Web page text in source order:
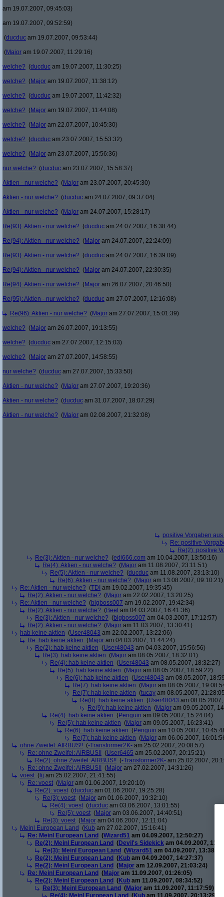
am 19.07.2007, 09:45:03)
am 19.07.2007, 09:52:59)
(ducduc am 19.07.2007, 09:53:44)
(Major am 19.07.2007, 11:29:16)
welche? (ducduc am 19.07.2007, 11:30:25)
welche? (Major am 19.07.2007, 11:38:12)
welche? (ducduc am 19.07.2007, 11:42:32)
welche? (Major am 19.07.2007, 11:44:08)
welche? (Major am 22.07.2007, 10:45:30)
welche? (ducduc am 23.07.2007, 15:53:32)
welche? (Major am 23.07.2007, 15:56:36)
nur welche? (ducduc am 23.07.2007, 15:58:37)
Aktien - nur welche? (Major am 23.07.2007, 20:45:30)
Aktien - nur welche? (ducduc am 24.07.2007, 09:37:04)
Aktien - nur welche? (Major am 24.07.2007, 15:28:17)
Re(93): Aktien - nur welche? (ducduc am 24.07.2007, 16:38:44)
Re(94): Aktien - nur welche? (Major am 24.07.2007, 22:24:09)
Re(93): Aktien - nur welche? (ducduc am 24.07.2007, 16:39:09)
Re(94): Aktien - nur welche? (Major am 24.07.2007, 22:30:35)
Re(94): Aktien - nur welche? (Major am 26.07.2007, 20:46:50)
Re(95): Aktien - nur welche? (ducduc am 27.07.2007, 12:16:08)
Re(96): Aktien - nur welche? (Major am 27.07.2007, 15:01:39)
welche? (Major am 26.07.2007, 19:13:55)
welche? (ducduc am 27.07.2007, 12:15:03)
welche? (Major am 27.07.2007, 14:58:55)
nur welche? (ducduc am 27.07.2007, 15:33:50)
Aktien - nur welche? (Major am 27.07.2007, 19:20:36)
Aktien - nur welche? (ducduc am 31.07.2007, 18:07:29)
Aktien - nur welche? (Major am 02.08.2007, 21:32:08)
positive Vorgaben
Re: positive
Re(2): positive
Re(3): Aktien - nur welche? (edi666.com am 10.04.2007, 13:50:16)
Re(4): Aktien - nur welche? (Major am 11.08.2007, 23:11:51)
Re(5): Aktien - nur welche? (ducduc am 11.08.2007, 23:13:10)
Re(6): Aktien - nur welche? (Major am 13.08.2007, 09:10:21)
Re: Aktien - nur welche? (TDI am 19.02.2007, 19:35:45)
Re(2): Aktien - nur welche? (Major am 22.02.2007, 13:20:25)
Re: Aktien - nur welche? (bigboss007 am 19.02.2007, 19:42:34)
Re(2): Aktien - nur welche? (Beel am 04.03.2007, 16:41:36)
Re(3): Aktien - nur welche? (bigboss007 am 04.03.2007, 17:12:57)
Re(2): Aktien - nur welche? (Major am 11.03.2007, 13:30:41)
hab keine aktien (User48043 am 22.02.2007, 13:22:06)
Re: hab keine aktien (Major am 04.03.2007, 11:44:24)
Re(2): hab keine aktien (User48043 am 04.03.2007, 15:56:56)
Re(3): hab keine aktien (Major am 08.05.2007, 18:32:01)
Re(4): hab keine aktien (User48043 am 08.05.2007, 18:32:27)
Re(5): hab keine aktien (Major am 08.05.2007, 18:59:22)
Re(6): hab keine aktien (User48043 am 08.05.2007,
Re(7): hab keine aktien (Major am 08.05.2007,
Re(7): hab keine aktien (tucay am 08.05.2007,
Re(8): hab keine aktien (User48043 am
Re(9): hab keine aktien (Major am 09.05.2007,
Re(4): hab keine aktien (Penguin am 09.05.2007, 15:24:04)
Re(5): hab keine aktien (Major am 09.05.2007, 16:23:41)
Re(6): hab keine aktien (Penguin am 10.05.2007,
Re(7): hab keine aktien (Major am 06.06.2007,
ohne Zweifel: AIRBUS!! (-Transformer2K- am 25.02.2007, 20:08:57)
Re: ohne Zweifel: AIRBUS!! (User6465 am 25.02.2007, 20:15:21)
Re(2): ohne Zweifel: AIRBUS!! (-Transformer2K- am 25.02.2007,
Re: ohne Zweifel: AIRBUS!! (Major am 27.02.2007, 14:31:26)
voest ( lij am 25.02.2007, 21:41:55)
Re: voest (Major am 01.06.2007, 19:20:10)
Re(2): voest (ducduc am 01.06.2007, 19:25:28)
Re(3): voest (Major am 01.06.2007, 19:32:10)
Re(4): voest (ducduc am 03.06.2007, 13:01:55)
Re(5): voest (Major am 03.06.2007, 14:40:51)
Re(3): voest (Major am 04.06.2007, 12:11:04)
Meinl European Land (Kub am 27.02.2007, 15:16:41)
Re: Meinl European Land (Wizard51 am 04.09.2007, 12:50:27)
Re(2): Meinl European Land (Devil's Sidekick am 04.09.2007,
Re(3): Meinl European Land (Wizard51 am 04.09.2007,
Re(2): Meinl European Land (Kub am 04.09.2007, 14:27:37)
Re(2): Meinl European Land (Major am 12.09.2007, 21:03:24)
Re: Meinl European Land (Major am 11.09.2007, 01:26:05)
Re(2): Meinl European Land (Kub am 11.09.2007, 08:34:52)
Re(3): Meinl European Land (Major am 11.09.2007, 11:17:59)
Re(4): Meinl European Land (Kub am 11.09.2007, 20:13:29)